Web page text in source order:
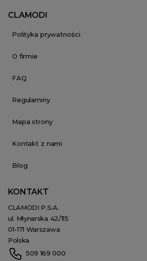
CLAMODI
Polityka prywatności
O firmie
FAQ
Regulaminy
Mapa strony
Kontakt z nami
Blog
KONTAKT
CLAMODI P.S.A.
ul. Młynarska 42/115
01-171 Warszawa
Polska
509 169 000